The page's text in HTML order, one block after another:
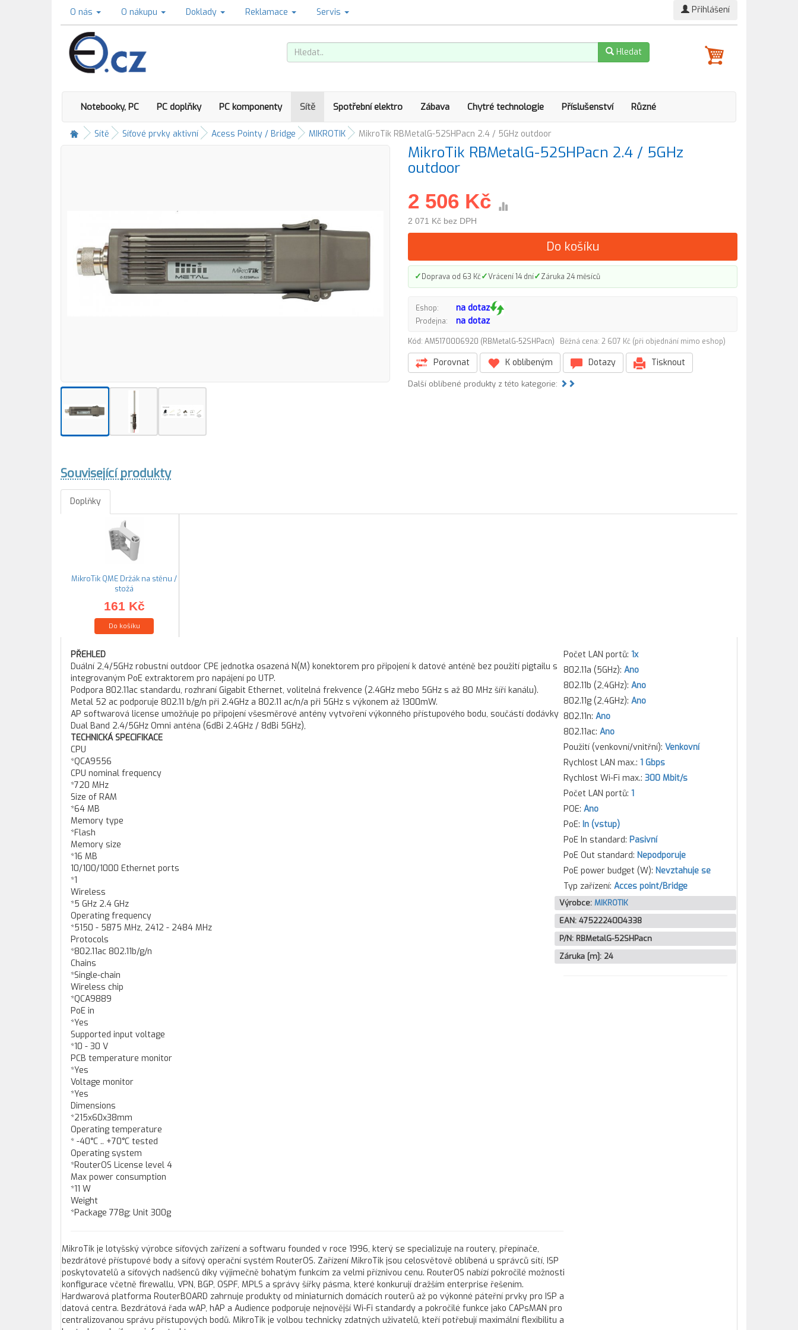
O nás O nákupu Doklady Reklamace Servis Přihlášení
Hledat
Notebooky, PC PC doplňky PC komponenty Sítě Spotřební elektro Zábava Chytré technologie Příslušenství Různé
Sítě Síťové prvky aktivní Acess Pointy / Bridge MIKROTIK MikroTik RBMetalG-52SHPacn 2.4 / 5GHz outdoor
MikroTik RBMetalG-52SHPacn 2.4 / 5GHz
outdoor
2 506 Kč
2 071 Kč bez DPH
Do košíku
✓Doprava od 63 Kč✓Vrácení 14 dní✓Záruka 24 měsíců
Eshop: na dotaz
Prodejna: na dotaz
Kód: AM5170006920 (RBMetalG-52SHPacn) Běžná cena: 2 607 Kč (při objednání mimo eshop)
Porovnat K oblíbeným Dotazy Tisknout
Další oblíbené produkty z této kategorie:
Související produkty
Doplňky
MikroTik QME Držák na stěnu /
stožá
161 Kč
Do košíku
PŘEHLED
Duální 2,4/5GHz robustní outdoor CPE jednotka osazená N(M) konektorem pro připojení k datové anténě bez použití pigtailu s
integrovaným PoE extraktorem pro napájení po UTP.
Podpora 802.11ac standardu, rozhraní Gigabit Ethernet, volitelná frekvence (2.4GHz mebo 5GHz s až 80 MHz šíří kanálu).
Metal 52 ac podporuje 802.11 b/g/n při 2.4GHz a 802.11 ac/n/a při 5GHz s výkonem až 1300mW.
AP softwarová license umožňuje po připojení všesměrové antény vytvoření výkonného přístupového bodu, součástí dodávky
Dual Band 2.4/5GHz Omni anténa (6dBi 2.4GHz / 8dBi 5GHz),
TECHNICKÁ SPECIFIKACE
CPU
*QCA9556
CPU nominal frequency
*720 MHz
Size of RAM
*64 MB
Memory type
*Flash
Memory size
*16 MB
10/100/1000 Ethernet ports
*1
Wireless
*5 GHz 2.4 GHz
Operating frequency
*5150 - 5875 MHz, 2412 - 2484 MHz
Protocols
*802.11ac 802.11b/g/n
Chains
*Single-chain
Wireless chip
*QCA9889
PoE in
*Yes
Supported input voltage
*10 - 30 V
PCB temperature monitor
*Yes
Voltage monitor
*Yes
Dimensions
*215x60x38mm
Operating temperature
* -40°C .. +70°C tested
Operating system
*RouterOS License level 4
Max power consumption
*11 W
Weight
*Package 778g; Unit 300g
MikroTik je lotyšský výrobce síťových zařízení a softwaru founded v roce 1996, který se specializuje na routery, přepínače,
bezdrátové přístupové body a síťový operační systém RouterOS. Zařízení MikroTik jsou celosvětově oblíbená u správců sítí, ISP
poskytovatelů a síťových nadšenců díky výjimečně bohatým funkcím za velmi příznivou cenu. RouterOS nabízí pokročilé možnosti
konfigurace včetně firewallu, VPN, BGP, OSPF, MPLS a správy šířky pásma, které konkurují dražším enterprise řešením.
Hardwarová platforma RouterBOARD zahrnuje produkty od miniaturních domácích routerů až po výkonné páteřní prvky pro ISP a
datová centra. Bezdrátová řada wAP, hAP a Audience podporuje nejnovější Wi-Fi standardy a pokročilé funkce jako CAPsMAN pro
centralizovanou správu přístupových bodů. MikroTik je volbou technicky zdatných uživatelů, kteří potřebují maximální flexibilitu a
Počet LAN portů: 1x
802.11a (5GHz): Ano
802.11b (2,4GHz): Ano
802.11g (2,4GHz): Ano
802.11n: Ano
802.11ac: Ano
Použití (venkovní/vnitřní): Venkovní
Rychlost LAN max.: 1 Gbps
Rychlost Wi-Fi max.: 300 Mbit/s
Počet LAN portů: 1
POE: Ano
PoE: In (vstup)
PoE In standard: Pasivní
PoE Out standard: Nepodporuje
PoE power budget (W): Nevztahuje se
Typ zařízení: Acces point/Bridge
Výrobce: MIKROTIK
EAN: 4752224004338
P/N: RBMetalG-52SHPacn
Záruka [m]: 24